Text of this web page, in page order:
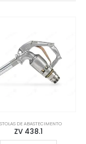
DE ABASTECIMENTO
ZV 438.1